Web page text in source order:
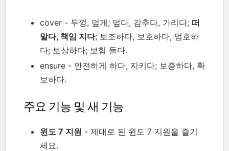
cover - 두껑, 덮개; 덮다, 감추다, 가리다; 떠
맡다, 책임 지다; 보조하다, 보호하다, 엄호하
다; 보상하다; 보험 들다.
ensure - 안전하게 하다, 지키다; 보증하다, 확
보하다.
주요 기능 및 새 기능
윈도 7 지원 - 제대로 된 윈도 7 지원을 즐기
세요.